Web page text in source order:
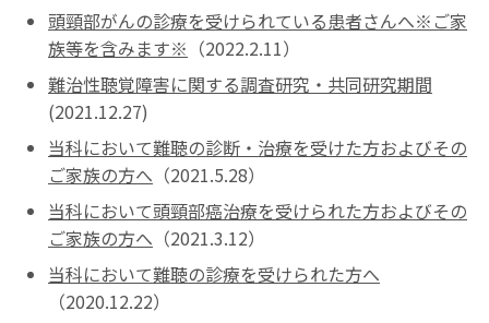
頭頸部がんの診療を受けられている患者さんへ※ご家
族等を含みます※ （2022.2.11）
難治性聴覚障害に関する調査研究・共同研究期間
(2021.12.27)
当科において難聴の診断・治療を受けた方およびその
ご家族の方へ （2021.5.28）
当科において頭頸部癌治療を受けられた方およびその
ご家族の方へ （2021.3.12）
当科において難聴の診療を受けられた方へ
（2020.12.22）